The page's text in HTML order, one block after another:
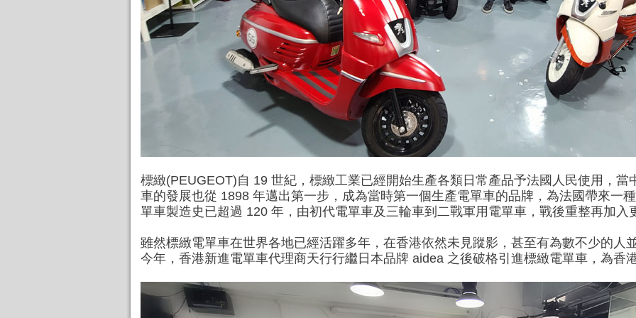
標緻(PEUGEOT)自 19 世紀，標緻工業已經開始生產各類日常產品予法國人民使用，當
車的發展也從 1898 年邁出第一步，成為當時第一個生產電單車的品牌，為法國帶來一
單車製造史已超過 120 年，由初代電單車及三輪車到二戰軍用電單車，戰後重整再加入
雖然標緻電單車在世界各地已經活躍多年，在香港依然未見蹤影，甚至有為數不少的人
今年，香港新進電單車代理商天行行繼日本品牌 aidea 之後破格引進標緻電單車，為香